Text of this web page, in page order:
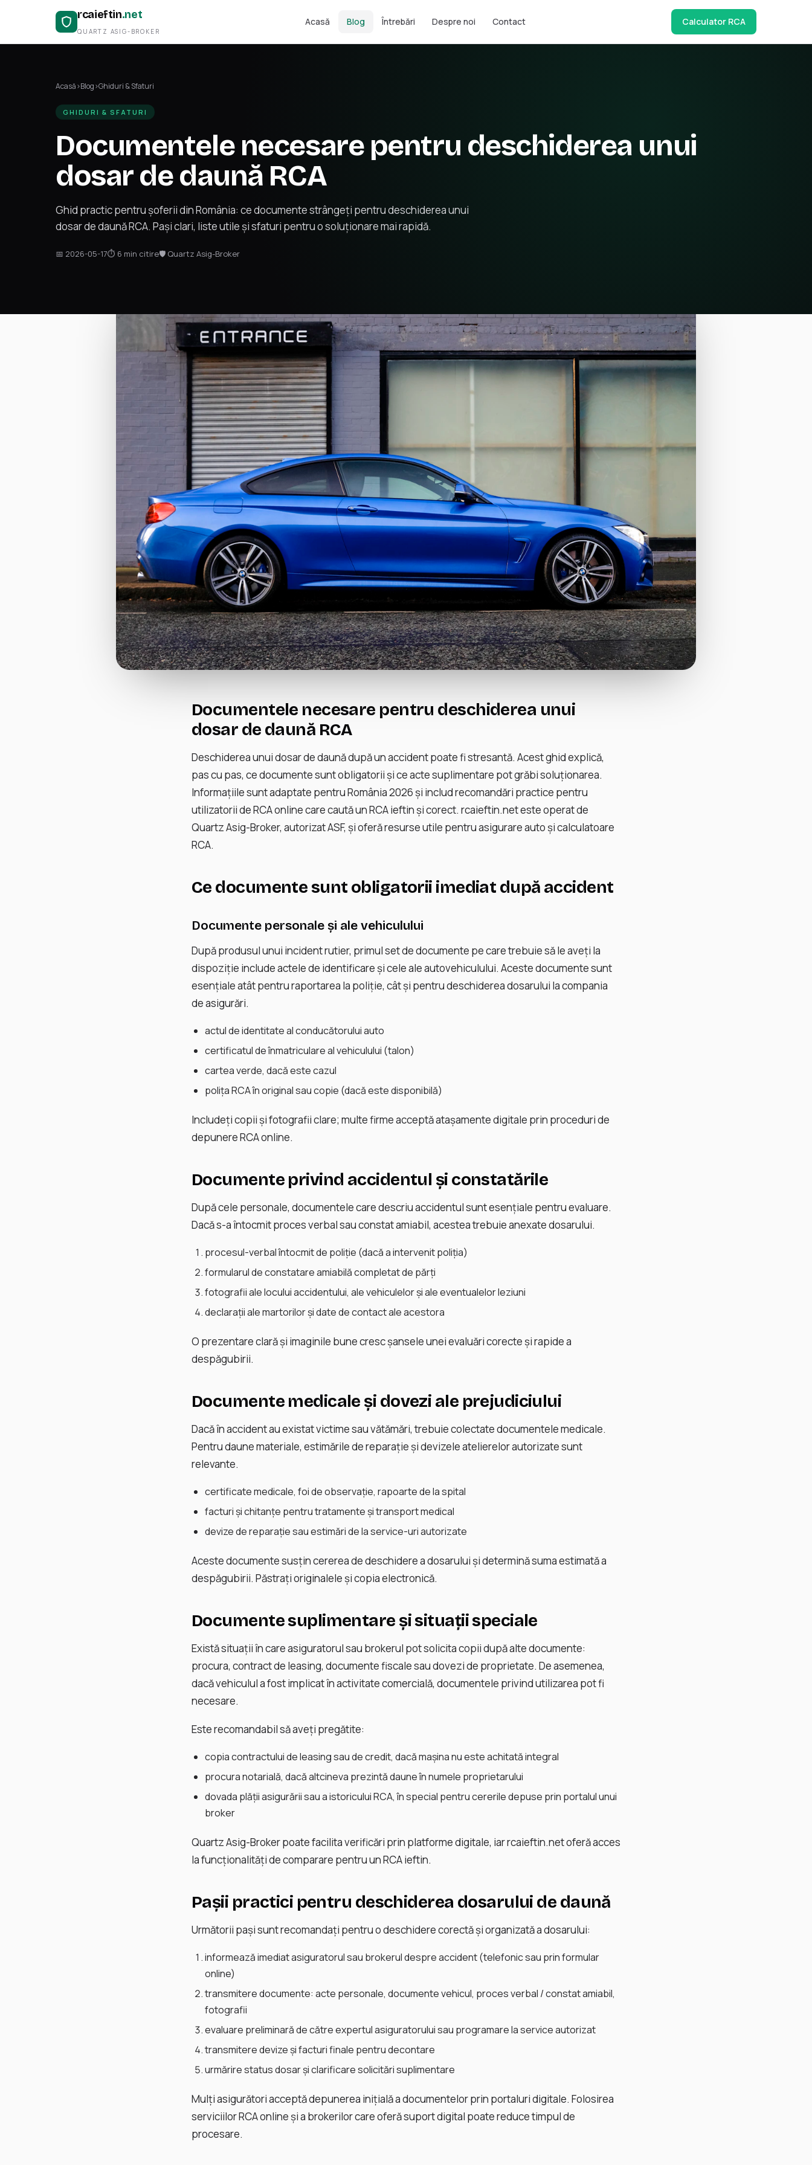
rcaieftin.net
QUARTZ ASIG-BROKER
Acasă Blog Întrebări Despre noi Contact Calculator RCA
Acasă›Blog›Ghiduri & Sfaturi
GHIDURI & SFATURI
Documentele necesare pentru deschiderea unui
dosar de daună RCA
Ghid practic pentru șoferii din România: ce documente strângeți pentru deschiderea unui
dosar de daună RCA. Pași clari, liste utile și sfaturi pentru o soluționare mai rapidă.
📅 2026-05-17⏱ 6 min citire🛡 Quartz Asig-Broker
Documentele necesare pentru deschiderea unui
dosar de daună RCA
Deschiderea unui dosar de daună după un accident poate fi stresantă. Acest ghid explică,
pas cu pas, ce documente sunt obligatorii și ce acte suplimentare pot grăbi soluționarea.
Informațiile sunt adaptate pentru România 2026 și includ recomandări practice pentru
utilizatorii de RCA online care caută un RCA ieftin și corect. rcaieftin.net este operat de
Quartz Asig-Broker, autorizat ASF, și oferă resurse utile pentru asigurare auto și calculatoare
RCA.
Ce documente sunt obligatorii imediat după accident
Documente personale și ale vehiculului
După produsul unui incident rutier, primul set de documente pe care trebuie să le aveți la
dispoziție include actele de identificare și cele ale autovehiculului. Aceste documente sunt
esențiale atât pentru raportarea la poliție, cât și pentru deschiderea dosarului la compania
de asigurări.
actul de identitate al conducătorului auto
certificatul de înmatriculare al vehiculului (talon)
cartea verde, dacă este cazul
polița RCA în original sau copie (dacă este disponibilă)
Includeți copii și fotografii clare; multe firme acceptă atașamente digitale prin proceduri de
depunere RCA online.
Documente privind accidentul și constatările
După cele personale, documentele care descriu accidentul sunt esențiale pentru evaluare.
Dacă s-a întocmit proces verbal sau constat amiabil, acestea trebuie anexate dosarului.
procesul-verbal întocmit de poliție (dacă a intervenit poliția)
formularul de constatare amiabilă completat de părți
fotografii ale locului accidentului, ale vehiculelor și ale eventualelor leziuni
declarații ale martorilor și date de contact ale acestora
O prezentare clară și imaginile bune cresc șansele unei evaluări corecte și rapide a
despăgubirii.
Documente medicale și dovezi ale prejudiciului
Dacă în accident au existat victime sau vătămări, trebuie colectate documentele medicale.
Pentru daune materiale, estimările de reparație și devizele atelierelor autorizate sunt
relevante.
certificate medicale, foi de observație, rapoarte de la spital
facturi și chitanțe pentru tratamente și transport medical
devize de reparație sau estimări de la service-uri autorizate
Aceste documente susțin cererea de deschidere a dosarului și determină suma estimată a
despăgubirii. Păstrați originalele și copia electronică.
Documente suplimentare și situații speciale
Există situații în care asiguratorul sau brokerul pot solicita copii după alte documente:
procura, contract de leasing, documente fiscale sau dovezi de proprietate. De asemenea,
dacă vehiculul a fost implicat în activitate comercială, documentele privind utilizarea pot fi
necesare.
Este recomandabil să aveți pregătite:
copia contractului de leasing sau de credit, dacă mașina nu este achitată integral
procura notarială, dacă altcineva prezintă daune în numele proprietarului
dovada plății asigurării sau a istoricului RCA, în special pentru cererile depuse prin portalul unui
broker
Quartz Asig-Broker poate facilita verificări prin platforme digitale, iar rcaieftin.net oferă acces
la funcționalități de comparare pentru un RCA ieftin.
Pașii practici pentru deschiderea dosarului de daună
Următorii pași sunt recomandați pentru o deschidere corectă și organizată a dosarului:
informează imediat asiguratorul sau brokerul despre accident (telefonic sau prin formular
online)
transmitere documente: acte personale, documente vehicul, proces verbal / constat amiabil,
fotografii
evaluare preliminară de către expertul asiguratorului sau programare la service autorizat
transmitere devize și facturi finale pentru decontare
urmărire status dosar și clarificare solicitări suplimentare
Mulți asigurători acceptă depunerea inițială a documentelor prin portaluri digitale. Folosirea
serviciilor RCA online și a brokerilor care oferă suport digital poate reduce timpul de
procesare.